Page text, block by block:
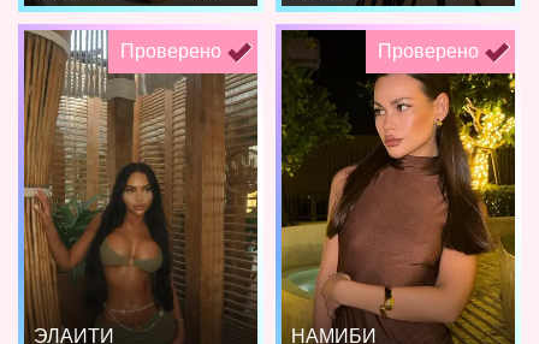
Проверено
ЭЛАИТИ
Проверено
НАМИБИ